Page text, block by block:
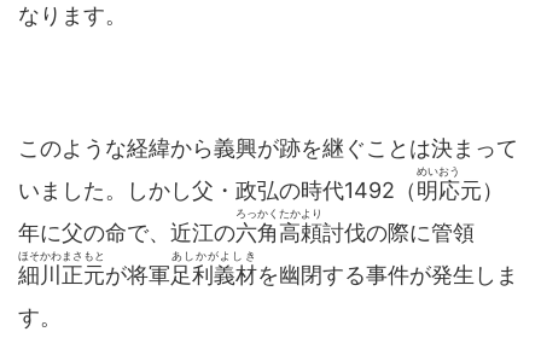
なります。
このような経緯から義興が跡を継ぐことは決まって
いました。しかし父・政弘の時代1492（明応
めいおう
元）
年に父の命で、近江の六角高頼
ろっかくたかより
討伐の際に管領
細川正元
ほそかわまさもと
が将軍足利義材
あしかがよしき
を幽閉する事件が発生しま
す。